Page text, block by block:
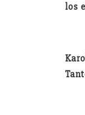
los